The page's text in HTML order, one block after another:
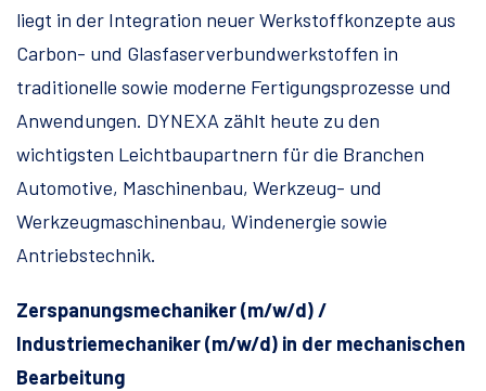
liegt in der Integration neuer Werkstoffkonzepte aus
Carbon- und Glasfaserverbundwerkstoffen in
traditionelle sowie moderne Fertigungsprozesse und
Anwendungen. DYNEXA zählt heute zu den
wichtigsten Leichtbaupartnern für die Branchen
Automotive, Maschinenbau, Werkzeug- und
Werkzeugmaschinenbau, Windenergie sowie
Antriebstechnik.
Zerspanungsmechaniker (m/w/d) /
Industriemechaniker (m/w/d) in der mechanischen
Bearbeitung